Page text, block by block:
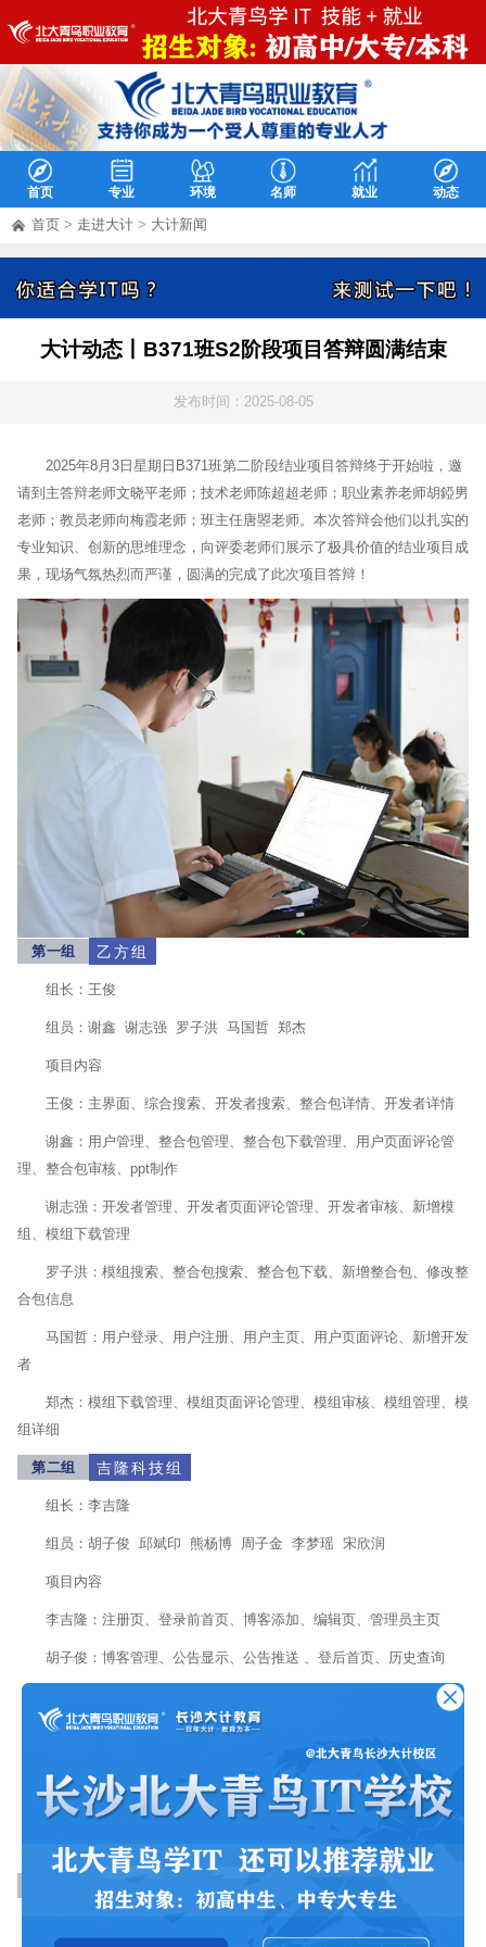
首页 专业 环境 名师 就业 动态
首页> 走进大计> 大计新闻
大计动态丨B371班S2阶段项目答辩圆满结束
发布时间：2025-08-05
2025年8月3日星期日B371班第二阶段结业项目答辩终于开始啦，邀
请到主答辩老师文晓平老师；技术老师陈超超老师；职业素养老师胡錏男
老师；教员老师向梅霞老师；班主任唐曌老师。本次答辩会他们以扎实的
专业知识、创新的思维理念，向评委老师们展示了极具价值的结业项目成
果，现场气氛热烈而严谨，圆满的完成了此次项目答辩！
第一组 乙方组
组长：王俊
组员：谢鑫 谢志强 罗子洪 马国哲 郑杰
项目内容
王俊：主界面、综合搜索、开发者搜索、整合包详情、开发者详情
谢鑫：用户管理、整合包管理、整合包下载管理、用户页面评论管
理、整合包审核、ppt制作
谢志强：开发者管理、开发者页面评论管理、开发者审核、新增模
组、模组下载管理
罗子洪：模组搜索、整合包搜索、整合包下载、新增整合包、修改整
合包信息
马国哲：用户登录、用户注册、用户主页、用户页面评论、新增开发
者
郑杰：模组下载管理、模组页面评论管理、模组审核、模组管理、模
组详细
第二组 吉隆科技组
组长：李吉隆
组员：胡子俊 邱斌印 熊杨博 周子金 李梦瑶 宋欣润
项目内容
李吉隆：注册页、登录前首页、博客添加、编辑页、管理员主页
胡子俊：博客管理、公告显示、公告推送 、登后首页、历史查询
邱斌印：添加用户、编辑用户、全站搜索、博客详情 、反馈查看
熊杨博：用户登录、用户首页、博客管理、安全设置、消息通知
周子金：支付确认、完成页、订单历史、草稿箱 、用户管理
李梦瑶：分类管理、反馈提交、管理员登录、规则管理、收藏管理
宋欣润：分类查询、内容审核、积分兑换、会员购买、权益说明
星火组